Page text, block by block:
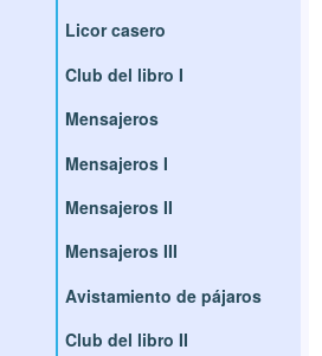
Licor casero
Club del libro I
Mensajeros
Mensajeros I
Mensajeros II
Mensajeros III
Avistamiento de pájaros
Club del libro II